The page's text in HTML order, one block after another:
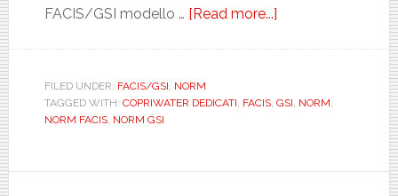
FACIS/GSI modello … [Read more...]
DEDICATO.
FILED UNDER: FACIS/GSI, NORM
TAGGED WITH: COPRIWATER DEDICATI, FACIS, GSI, NORM,
NORM FACIS, NORM GSI